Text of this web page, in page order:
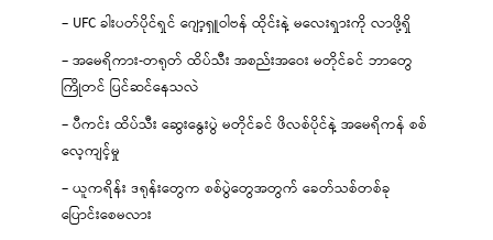
– UFC ခါးပတ်ပိုင်ရှင် ဂျော့ရှူဝါဗန် ထိုင်းနဲ့ မလေးရှားကို လာဖို့ရှိ
– အမေရိကား-တရုတ် ထိပ်သီး အစည်းအဝေး မတိုင်ခင် ဘာတွေ
ကြိုတင် ပြင်ဆင်နေသလဲ
– ပီကင်း ထိပ်သီး ဆွေးနွေးပွဲ မတိုင်ခင် ဖိလစ်ပိုင်နဲ့ အမေရိကန် စစ်
လေ့ကျင့်မှု
– ယူကရိန်း ဒရုန်းတွေက စစ်ပွဲတွေအတွက် ခေတ်သစ်တစ်ခု
ပြောင်းစေမလား